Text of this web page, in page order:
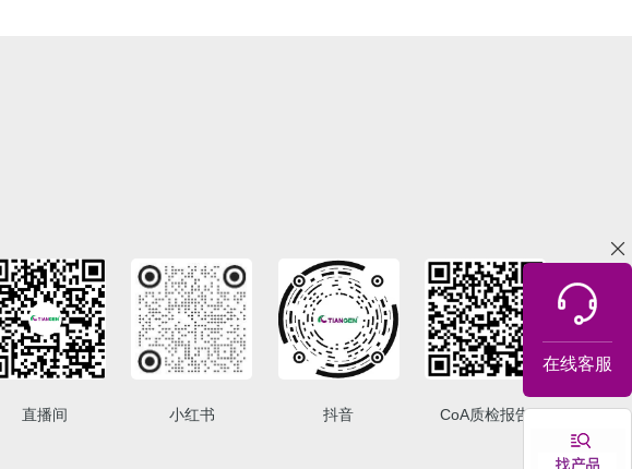
直播间 小红书 抖音 CoA质检报告
在线客服